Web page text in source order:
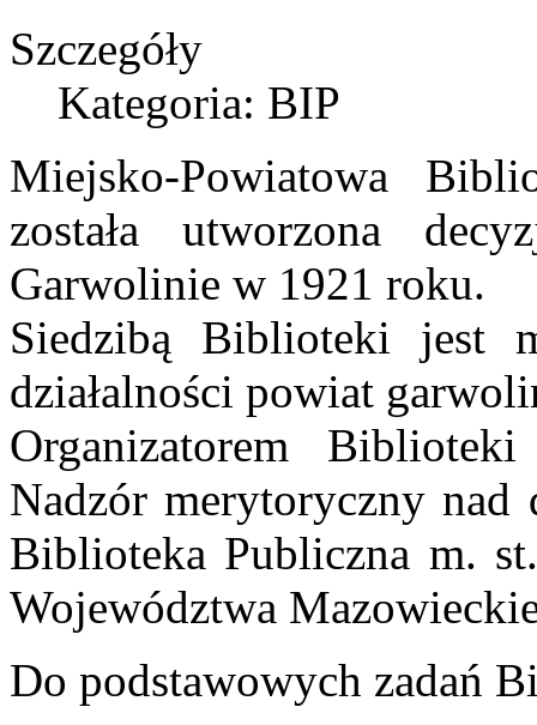
Szczegóły
Kategoria: BIP
Miejsko-Powiatowa
została utworzona
Garwolinie w 1921 roku.
Siedzibą Biblioteki jest
działalności powiat
Organizatorem
Nadzór merytoryczny nad
Biblioteka Publiczna m.
Województwa
Do podstawowych zadań